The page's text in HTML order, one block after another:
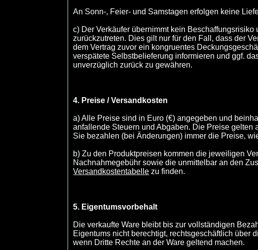
An Sonn-, Feier- und Samstagen erfolgen keine
c) Der Verkäufer übernimmt kein
zurückzutreten. Dies gilt nur für den Fall, dass der
dem Vertrag zuvor ein kongruentes
verspätete Selbstbelieferung informieren und ggf.
unverzüglich zurück zu gewähren.
4. Preise / Versandkosten
a) Alle Preise sind in Euro (€) angegeben und
anfallende Steuern und Abgaben. Die Preise
Sie bezahlen (bei Änderungen) immer die Preise,
b) Zu den Produktpreisen kommen die jeweiligen
Nachnahmegebühr sowie die unmittelbar an den
Versandkostentabelle zu finden.
5. Eigentumsvorbehalt
Die verkaufte Ware bleibt bis zur vollständigen
Eigentums nicht berechtigt, rechtsgeschäftlich über
wenn Dritte Rechte an der Ware geltend machen.